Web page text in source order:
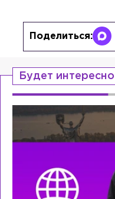
Поделиться:
Будет интересно